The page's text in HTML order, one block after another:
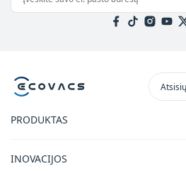
PRODUKTAS
INOVACIJOS